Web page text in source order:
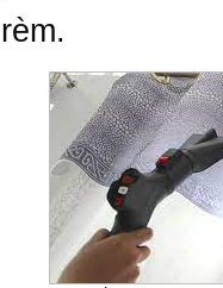
rèm.